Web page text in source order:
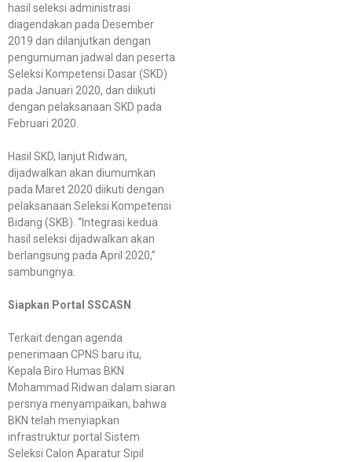
hasil seleksi administrasi
diagendakan pada Desember
2019 dan dilanjutkan dengan
pengumuman jadwal dan peserta
Seleksi Kompetensi Dasar (SKD)
pada Januari 2020, dan diikuti
dengan pelaksanaan SKD pada
Februari 2020.
Hasil SKD, lanjut Ridwan,
dijadwalkan akan diumumkan
pada Maret 2020 diikuti dengan
pelaksanaan Seleksi Kompetensi
Bidang (SKB). “Integrasi kedua
hasil seleksi dijadwalkan akan
berlangsung pada April 2020,”
sambungnya.
Siapkan Portal SSCASN
Terkait dengan agenda
penerimaan CPNS baru itu,
Kepala Biro Humas BKN
Mohammad Ridwan dalam siaran
persnya menyampaikan, bahwa
BKN telah menyiapkan
infrastruktur portal Sistem
Seleksi Calon Aparatur Sipil